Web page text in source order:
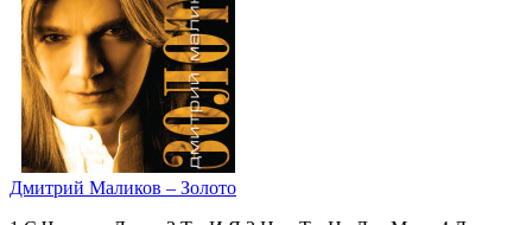
Дмитрий Маликов ‎– Золото